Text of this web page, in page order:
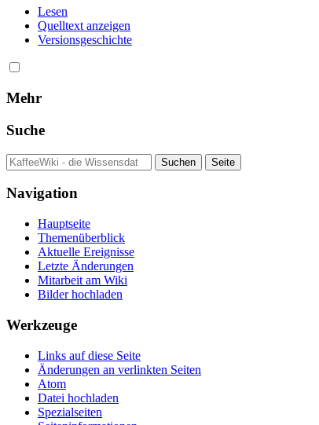
Lesen
Quelltext anzeigen
Versionsgeschichte
Mehr
Suche
Navigation
Hauptseite
Themenüberblick
Aktuelle Ereignisse
Letzte Änderungen
Mitarbeit am Wiki
Bilder hochladen
Werkzeuge
Links auf diese Seite
Änderungen an verlinkten Seiten
Atom
Datei hochladen
Spezialseiten